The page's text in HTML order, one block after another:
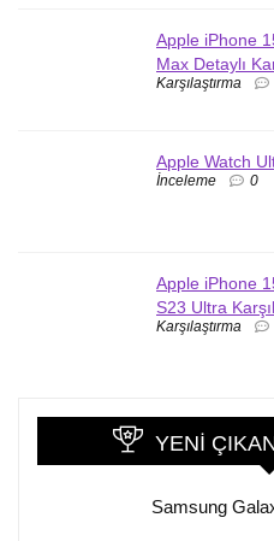
Apple iPhone
Max Detaylı
Karşılaştırma
Apple Watch
İnceleme 0
Apple iPhone
S23 Ultra
Karşılaştırma
YENI
Samsung